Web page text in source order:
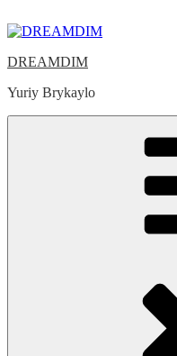
to
DREAMDIM
Yuriy Brykaylo